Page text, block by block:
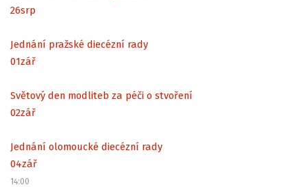
26srp
Jednání pražské diecézní rady
01zář
Světový den modliteb za péči o stvoření
02zář
Jednání olomoucké diecézní rady
04zář
14:00